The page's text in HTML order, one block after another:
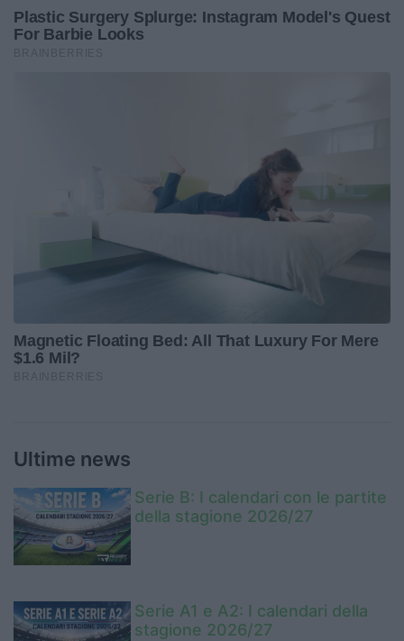
Ultime news
Serie B: I calendari con le partite
della stagione 2026/27
Serie A1 e A2: I calendari della
stagione 2026/27